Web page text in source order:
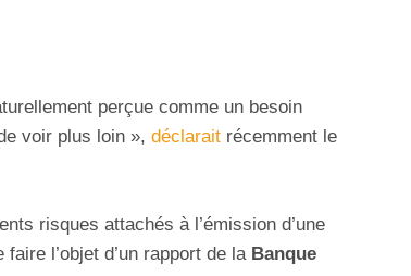
perçue comme un besoin
voir plus loin », déclarait récemment le
risques attachés à l’émission d’une
l’objet d’un rapport de la Banque